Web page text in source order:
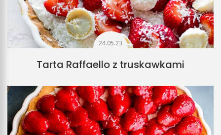
24.05.23
Tarta Raffaello z truskawkami